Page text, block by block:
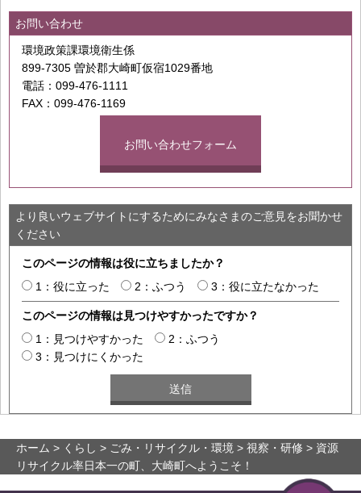
お問い合わせ
環境政策課環境衛生係
899-7305 曽於郡大崎町仮宿1029番地
電話：099-476-1111
FAX：099-476-1169
お問い合わせフォーム
より良いウェブサイトにするためにみなさまのご意見をお聞かせ
ください
このページの情報は役に立ちましたか？
1：役に立った
2：ふつう 3：役に立たなかった
このページの情報は見つけやすかったですか？
1：見つけやすかった
2：ふつう
3：見つけにくかった
ホーム > くらし > ごみ・リサイクル・環境 > 視察・研修 > 資源
リサイクル率日本一の町、大崎町へようこそ！